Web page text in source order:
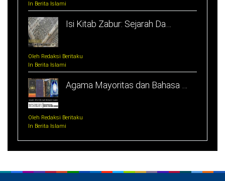
In Berita Islami
Isi Kitab Zabur: Sejarah Da…
Oleh Redaksi Beritaku
In Berita Islami
Agama Mayoritas dan Bahasa …
Oleh Redaksi Beritaku
In Berita Islami